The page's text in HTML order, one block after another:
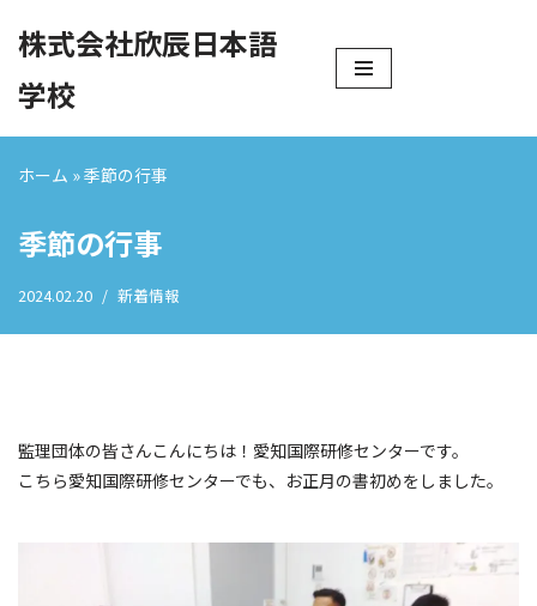
コ
ン
ツ
ス
ッ
プ
株式会社欣辰日本語
学校
ホーム »季節の行事
季節の行事
2024.02.20 新着情報
監理団体の皆さんこんにちは！愛知国際研修センターです。
こちら愛知国際研修センターでも、お正月の書初めをしました。